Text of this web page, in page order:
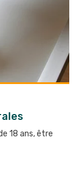
18 ans, être